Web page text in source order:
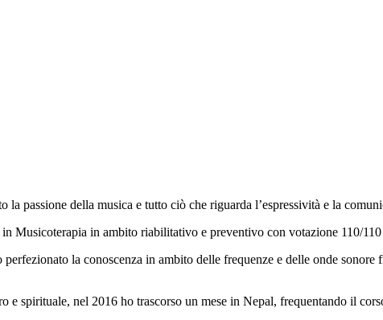
passione della musica e tutto ciò che riguarda l’espressività e la
Musicoterapia in ambito riabilitativo e preventivo con votazione 110/
la conoscenza in ambito delle frequenze e delle onde
e spirituale, nel 2016 ho trascorso un mese in Nepal, frequentando il